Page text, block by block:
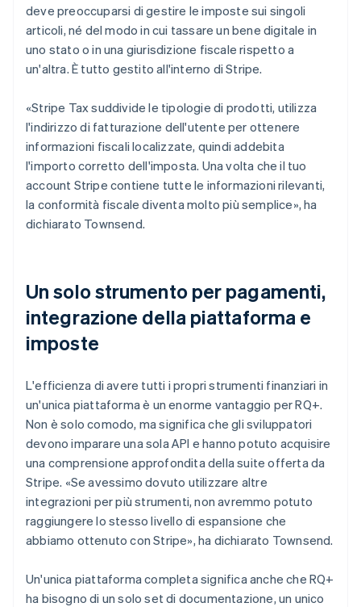
deve preoccuparsi di gestire le imposte sui singoli
articoli, né del modo in cui tassare un bene digitale in
uno stato o in una giurisdizione fiscale rispetto a
un'altra. È tutto gestito all'interno di Stripe.
«Stripe Tax suddivide le tipologie di prodotti, utilizza
l'indirizzo di fatturazione dell'utente per ottenere
informazioni fiscali localizzate, quindi addebita
l'importo corretto dell'imposta. Una volta che il tuo
account Stripe contiene tutte le informazioni rilevanti,
la conformità fiscale diventa molto più semplice», ha
dichiarato Townsend.
Un solo strumento per pagamenti,
integrazione della piattaforma e
imposte
L'efficienza di avere tutti i propri strumenti finanziari in
un'unica piattaforma è un enorme vantaggio per RQ+.
Non è solo comodo, ma significa che gli sviluppatori
devono imparare una sola API e hanno potuto acquisire
una comprensione approfondita della suite offerta da
Stripe. «Se avessimo dovuto utilizzare altre
integrazioni per più strumenti, non avremmo potuto
raggiungere lo stesso livello di espansione che
abbiamo ottenuto con Stripe», ha dichiarato Townsend.
Un'unica piattaforma completa significa anche che RQ+
ha bisogno di un solo set di documentazione, un unico